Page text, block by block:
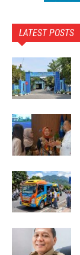
LATEST POSTS